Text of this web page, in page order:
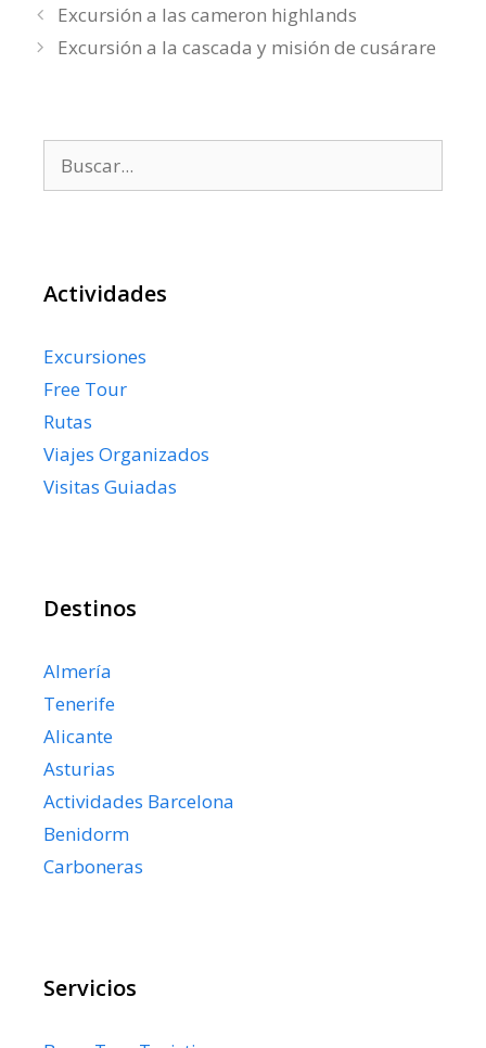
Excursión a las cameron highlands
Excursión a la cascada y misión de cusárare
Actividades
Excursiones
Free Tour
Rutas
Viajes Organizados
Visitas Guiadas
Destinos
Almería
Tenerife
Alicante
Asturias
Actividades Barcelona
Benidorm
Carboneras
Servicios